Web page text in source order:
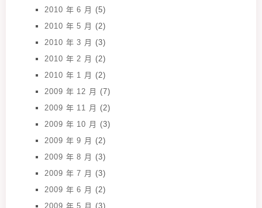
2010 年 6 月 (5)
2010 年 5 月 (2)
2010 年 3 月 (3)
2010 年 2 月 (2)
2010 年 1 月 (2)
2009 年 12 月 (7)
2009 年 11 月 (2)
2009 年 10 月 (3)
2009 年 9 月 (2)
2009 年 8 月 (3)
2009 年 7 月 (3)
2009 年 6 月 (2)
2009 年 5 月 (3)